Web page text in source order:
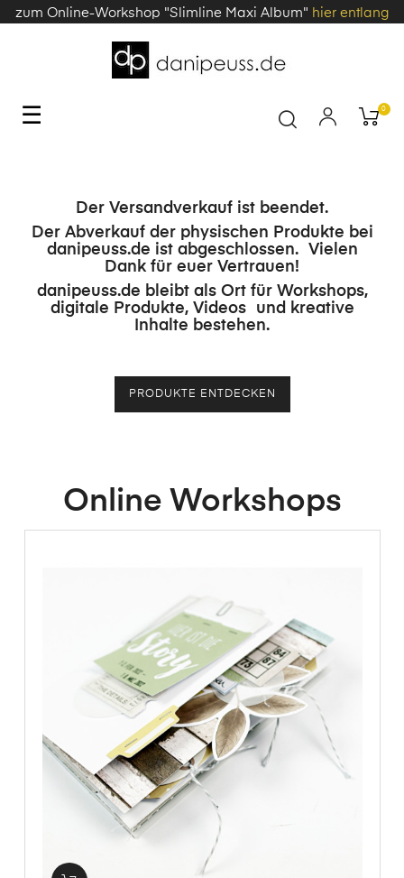
zum Online-Workshop "Slimline Maxi Album" hier entlang
Toggle
☰ 0
Der Versandverkauf ist beendet.
Der Abverkauf der physischen Produkte bei
danipeuss.de ist abgeschlossen. Vielen
Dank für euer Vertrauen!
danipeuss.de bleibt als Ort für Workshops,
digitale Produkte, Videos und kreative
Inhalte bestehen.
PRODUKTE ENTDECKEN
Online Workshops